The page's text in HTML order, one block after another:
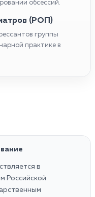
обсессий.
(РОП)
группы
практике в
в
Российской